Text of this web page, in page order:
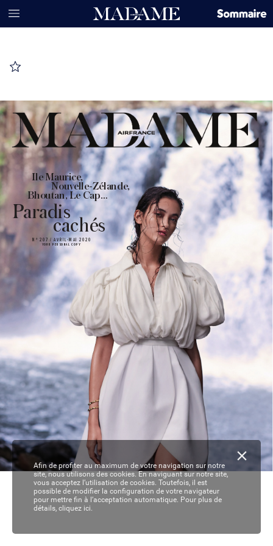
Nº 207 / AVRIL- MAI 2020
YOUR P ER SO NA L COPY
Par adis
cachés
  Ile Maurice
,
Nouvelle-Zélande,
Bhoutan, Le Cap…
W.indd   Toutes les pages
AFMAD207_001.404225_AFMAD207.650621.pgs  16.03.2020  15:00    PS00 - HR  208.0x275.0mm
CYAN
Afin de profiter au maximum de votre navigation sur notre
site, nous utilisons des cookies. En naviguant sur notre site,
vous acceptez l’utilisation de cookies. Toutefois, il est
possible de modifier la configuration de votre navigateur
pour mettre fin à l’acceptation automatique. Pour plus de
détails, cliquez ici.